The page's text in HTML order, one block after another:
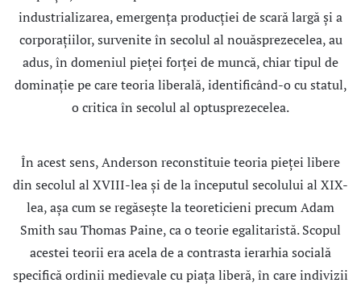
industrializarea, emergenţa producţiei de scară largă şi a
corporaţiilor, survenite în secolul al nouăsprezecelea, au
adus, în domeniul pieţei forţei de muncă, chiar tipul de
dominaţie pe care teoria liberală, identificând-o cu statul,
o critica în secolul al optusprezecelea.
În acest sens, Anderson reconstituie teoria pieţei libere
din secolul al XVIII-lea şi de la începutul secolului al XIX-
lea, aşa cum se regăseşte la teoreticieni precum Adam
Smith sau Thomas Paine, ca o teorie egalitaristă. Scopul
acestei teorii era acela de a contrasta ierarhia socială
specifică ordinii medievale cu piaţa liberă, în care indivizii